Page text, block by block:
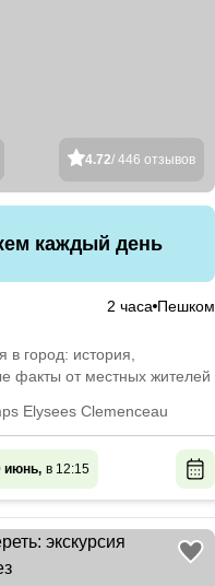
4.72/ 446 отзывов
каждый день
2 часа Пешком
в город: история,
факты от местных жителей
Elysees Clemenceau
июнь, в 12:15